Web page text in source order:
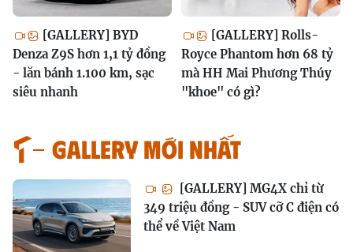
[GALLERY] BYD
Denza Z9S hơn 1,1 tỷ đồng
- lăn bánh 1.100 km, sạc
siêu nhanh
[GALLERY] Rolls-
Royce Phantom hơn 68 tỷ
mà HH Mai Phương Thúy
"khoe" có gì?
GALLERY MỚI NHẤT
[GALLERY] MG4X chỉ từ
349 triệu đồng - SUV cỡ C điện có
thể về Việt Nam